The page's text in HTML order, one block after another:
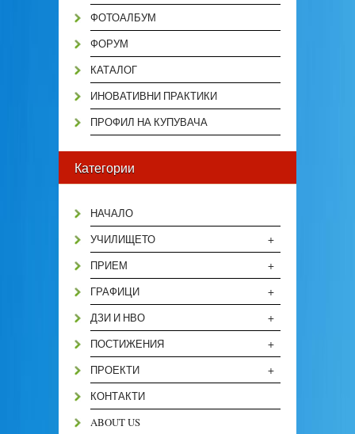
ФОТОАЛБУМ
ФОРУМ
КАТАЛОГ
ИНОВАТИВНИ ПРАКТИКИ
ПРОФИЛ НА КУПУВАЧА
Категории
НАЧАЛО
+
УЧИЛИЩЕТО
+
ПРИЕМ
+
ГРАФИЦИ
+
ДЗИ И НВО
+
ПОСТИЖЕНИЯ
+
ПРОЕКТИ
КОНТАКТИ
ABOUT US